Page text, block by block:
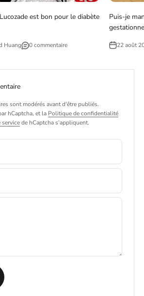
est bon pour le diabète
Huang 0 commentaire
Puis-je
22 août
sont modérés avant d'être publiés.
hCaptcha, et la Politique de confidentialité
de hCaptcha s’appliquent.